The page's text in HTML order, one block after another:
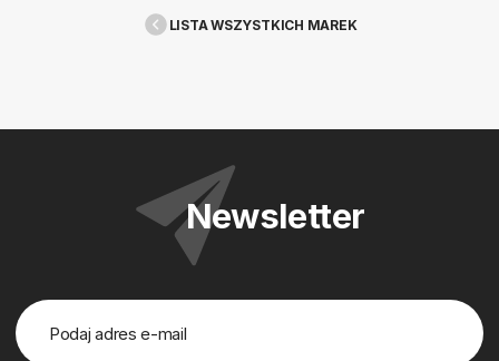
LISTA WSZYSTKICH MAREK
Newsletter